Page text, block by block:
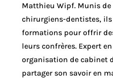
Matthieu Wipf. Munis
chirurgiens-dentistes, ils
formations pour offrir
leurs confrères. Expert
organisation de cabinet
partager son savoir en